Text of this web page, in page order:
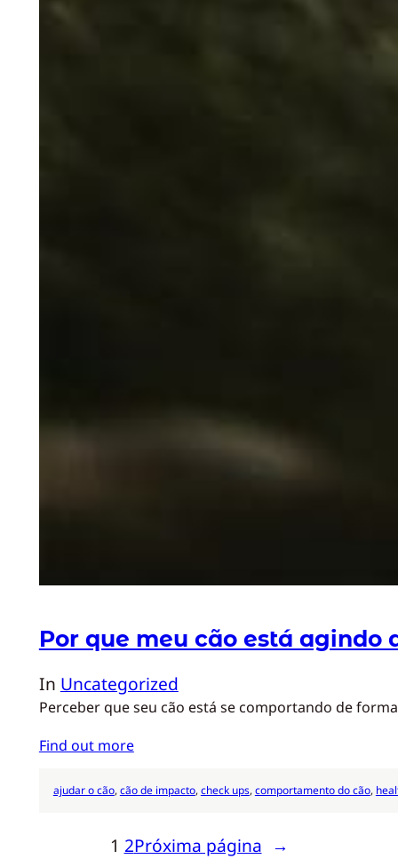
Por que meu cão está agindo
In Uncategorized
Perceber que seu cão está se comportando de
Find out more
ajudar o cão, cão de impacto, check ups, comportamento do cão,
1 2Próxima página →